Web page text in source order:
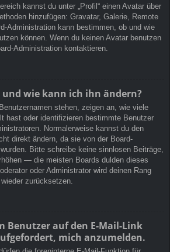
kannst du unter „Profil“ einen Avatar über
hinzufügen: Gravatar, Galerie, Remote
Administration kann bestimmen, ob und wie
können. Wenn du keinen Avatar benutzen
Administration kontaktieren.
und wie kann ich ihn ändern?
stehen, zeigen an, wie viele
hast oder identifizieren bestimmte Benutzer
Normalerweise kannst du den
direkt ändern, da sie von der Board-
Bitte schreibe keine sinnlosen Beiträge,
— die meisten Boards dulden dieses
oder Administrator wird deinen Rang
zurücksetzen.
Benutzer auf den E-Mail-Link
mich anzumelden.